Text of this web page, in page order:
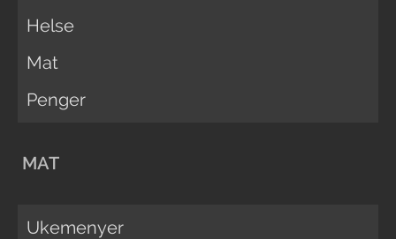
Helse
Mat
Penger
MAT
Ukemenyer